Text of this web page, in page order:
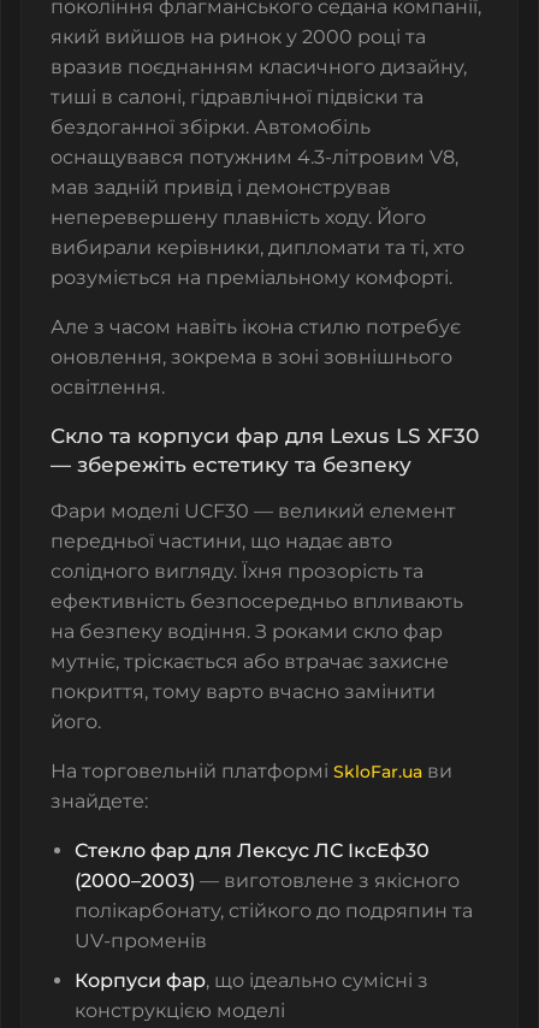
покоління флагманського седана компанії,
який вийшов на ринок у 2000 році та
вразив поєднанням класичного дизайну,
тиші в салоні, гідравлічної підвіски та
бездоганної збірки. Автомобіль
оснащувався потужним 4.3-літровим V8,
мав задній привід і демонстрував
неперевершену плавність ходу. Його
вибирали керівники, дипломати та ті, хто
розуміється на преміальному комфорті.
Але з часом навіть ікона стилю потребує
оновлення, зокрема в зоні зовнішнього
освітлення.
Скло та корпуси фар для Lexus LS XF30
— збережіть естетику та безпеку
Фари моделі UCF30 — великий елемент
передньої частини, що надає авто
солідного вигляду. Їхня прозорість та
ефективність безпосередньо впливають
на безпеку водіння. З роками скло фар
мутніє, тріскається або втрачає захисне
покриття, тому варто вчасно замінити
його.
На торговельній платформі SkloFar.ua ви
знайдете:
Стекло фар для Лексус ЛС ІксЕф30
(2000–2003) — виготовлене з якісного
полікарбонату, стійкого до подряпин та
UV-променів
Корпуси фар, що ідеально сумісні з
конструкцією моделі